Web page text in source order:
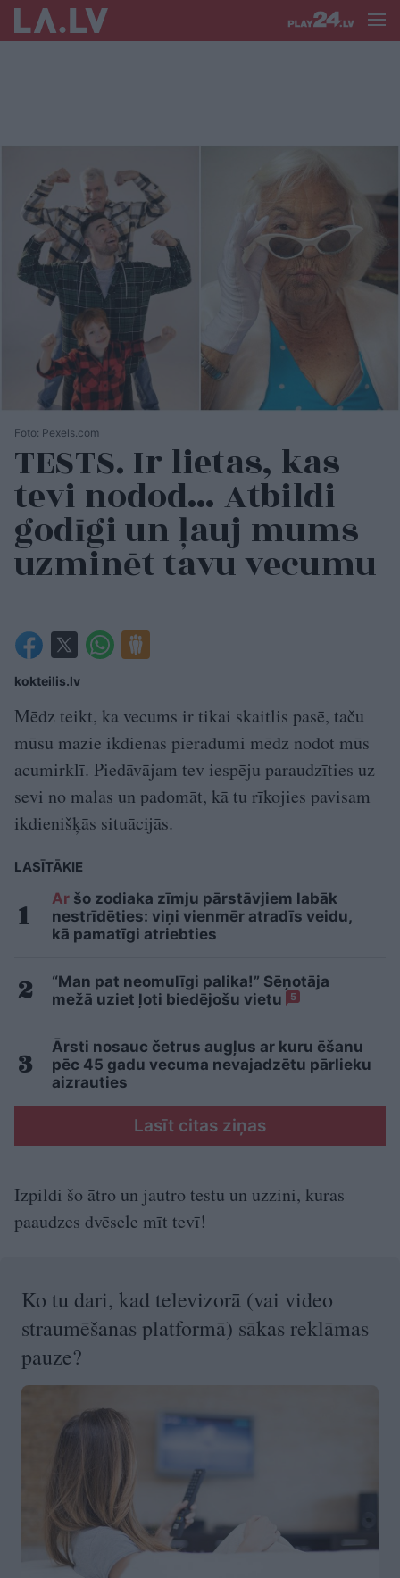
Foto: Pexels.com
TESTS. Ir lietas, kas
tevi nodod… Atbildi
godīgi un ļauj mums
uzminēt tavu vecumu
kokteilis.lv
Mēdz teikt, ka vecums ir tikai skaitlis pasē, taču
mūsu mazie ikdienas pieradumi mēdz nodot mūs
acumirklī. Piedāvājam tev iespēju paraudzīties uz
sevi no malas un padomāt, kā tu rīkojies pavisam
ikdienišķās situācijās.
LASĪTĀKIE
Ar šo zodiaka zīmju pārstāvjiem labāk
nestrīdēties: viņi vienmēr atradīs veidu,
kā pamatīgi atriebties
“Man pat neomulīgi palika!” Sēņotāja
mežā uziet ļoti biedējošu vietu
5
Ārsti nosauc četrus augļus ar kuru ēšanu
pēc 45 gadu vecuma nevajadzētu pārlieku
aizrauties
Lasīt citas ziņas
Izpildi šo ātro un jautro testu un uzzini, kuras
paaudzes dvēsele mīt tevī!
Ko tu dari, kad televizorā (vai video
straumēšanas platformā) sākas reklāmas
pauze?